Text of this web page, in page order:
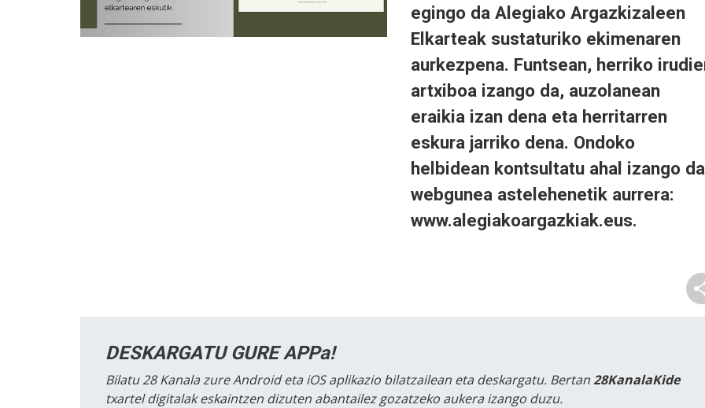
egingo da Alegiako Argazkizaleen
Elkarteak sustaturiko ekimenaren
aurkezpena. Funtsean, herriko
artxiboa izango da, auzolanean
eraikia izan dena eta herritarren
eskura jarriko dena. Ondoko
helbidean kontsultatu ahal izango da
webgunea astelehenetik aurrera:
www.alegiakoargazkiak.eus.
DESKARGATU GURE APPa!
Bilatu 28 Kanala zure Android eta iOS aplikazio bilatzailean eta deskargatu. Bertan28KanalaKide
txartel digitalak eskaintzen dizuten abantailez gozatzeko aukera izango duzu.